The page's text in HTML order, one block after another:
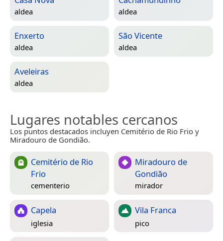
aldea aldea
Enxerto
aldea
São Vicente
aldea
Aveleiras
aldea
Lugares notables cercanos
Los puntos destacados incluyen Cemitério de Rio Frio y
Miradouro de Gondião.
Cemitério de Rio
Frio
cementerio
Miradouro de
Gondião
mirador
Capela
iglesia
Vila Franca
pico